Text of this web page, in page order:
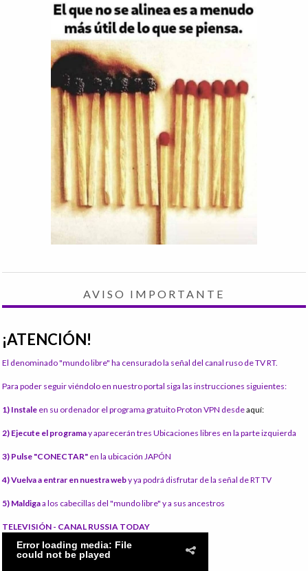
AVISO IMPORTANTE
¡ATENCIÓN!
El denominado "mundo libre" ha censurado la señal del canal ruso de TV RT.
Para poder seguir viéndolo en nuestro portal siga las instrucciones siguientes:
1) Instale en su ordenador el programa gratuito Proton VPN desdeaquí:
2) Ejecute el programay aparecerán tres Ubicaciones libres en la parte izquierda
3) Pulse "CONECTAR" en la ubicación JAPÓN
4) Vuelva a entrar en nuestra weby ya podrá disfrutar de la señal de RT TV
5) Maldigaa los cabecillas del "mundo libre" y a sus ancestros
TELEVISIÓN - CANAL RUSSIA TODAY